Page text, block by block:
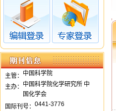
主管： 中国科学院
主办： 中国科学院化学研究所 中
国化学会
国际刊号： 0441-3776